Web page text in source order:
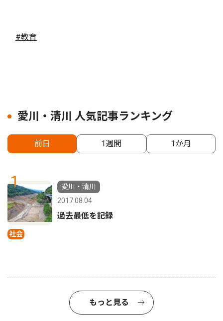
#教育
愛川・清川 人気記事ランキング
前日 1週間 1か月
1
社会
愛川・清川
2017.08.04
過去最低を記録
もっと見る